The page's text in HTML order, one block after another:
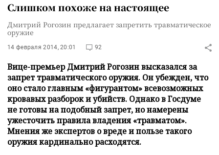
Слишком похоже на настоящее
Дмитрий Рогозин предлагает запретить травматическое
оружие
14 февраля 2014, 20:01 92
Вице-премьер Дмитрий Рогозин высказался за
запрет травматического оружия. Он убежден, что
оно стало главным «фигурантом» всевозможных
кровавых разборок и убийств. Однако в Госдуме
не готовы на подобный запрет, но намерены
ужесточить правила владения «травматом».
Мнения же экспертов о вреде и пользе такого
оружия кардинально расходятся.